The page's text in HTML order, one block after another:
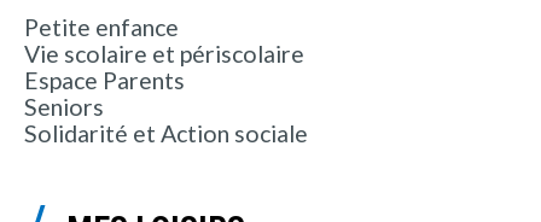
Petite enfance
Vie scolaire et périscolaire
Espace Parents
Seniors
Solidarité et Action sociale